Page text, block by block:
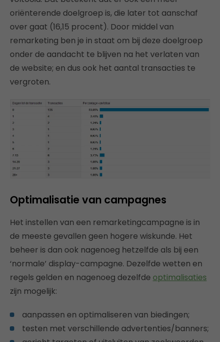
oriënterende doelgroep is, die later tot aanschaf
over gaat (16,15 procent). Door middel van
remarketing ben je in staat om bij deze doelgroep
onder de aandacht te blijven na het verlaten van
de website; en dus ook het aantal transacties te
vergroten.
Optimalisatie van campagnes
Het instellen van een remarketingcampagne is in
de meeste gevallen geen hogere wiskunde. Het
beheer is dan ook nagenoeg hetzelfde als bij een
‘normale’ display-campagne. Dezelfde wetten en
regels gelden en nagenoeg dezelfde optimalisaties
zijn mogelijk:
aanpassen en optimaliseren van biedingen;
testen met verschillende advertenties/banners;